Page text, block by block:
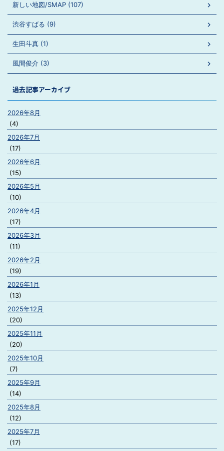
新しい地図/SMAP (107)
渋谷すばる (9)
生田斗真 (1)
風間俊介 (3)
過去記事アーカイブ
2026年8月
(4)
2026年7月
(17)
2026年6月
(15)
2026年5月
(10)
2026年4月
(17)
2026年3月
(11)
2026年2月
(19)
2026年1月
(13)
2025年12月
(20)
2025年11月
(20)
2025年10月
(7)
2025年9月
(14)
2025年8月
(12)
2025年7月
(17)